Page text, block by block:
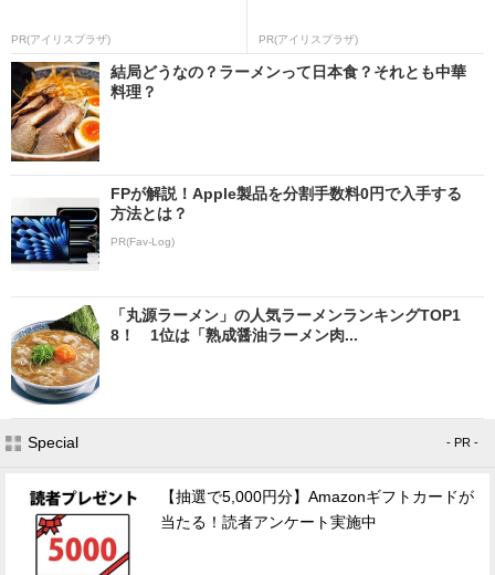
PR(アイリスプラザ) PR(アイリスプラザ)
結局どうなの？ラーメンって日本食？それとも中華
料理？
FPが解説！Apple製品を分割手数料0円で入手する
方法とは？
PR(Fav-Log)
「丸源ラーメン」の人気ラーメンランキングTOP1
8！ 1位は「熟成醤油ラーメン肉...
Special - PR -
【抽選で5,000円分】Amazonギフトカードが
当たる！読者アンケート実施中